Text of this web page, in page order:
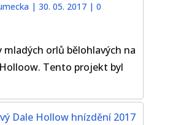
|30. 05. 2017 |0
mladých orlů bělohlavých na
Tento projekt byl